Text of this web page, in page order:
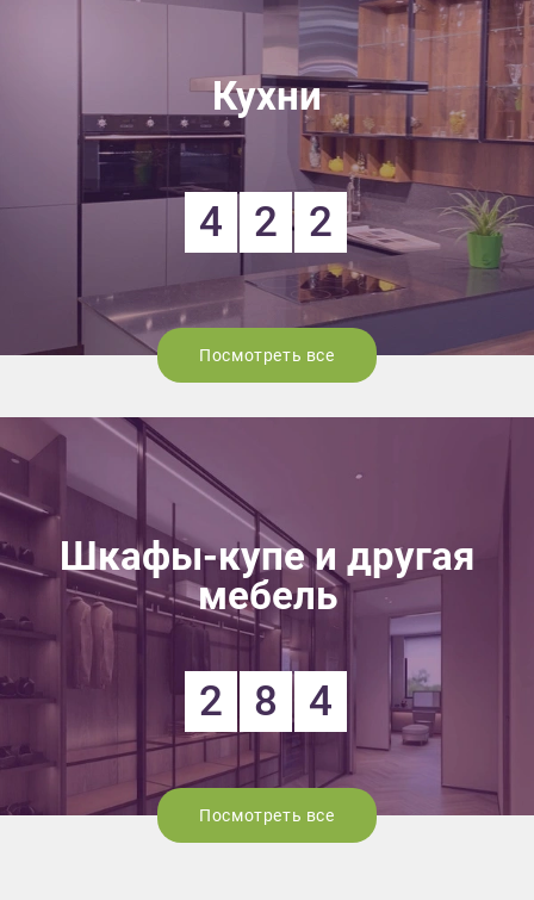
Кухни
4 2 2
Посмотреть все
Шкафы-купе и другая
мебель
2 8 4
Посмотреть все